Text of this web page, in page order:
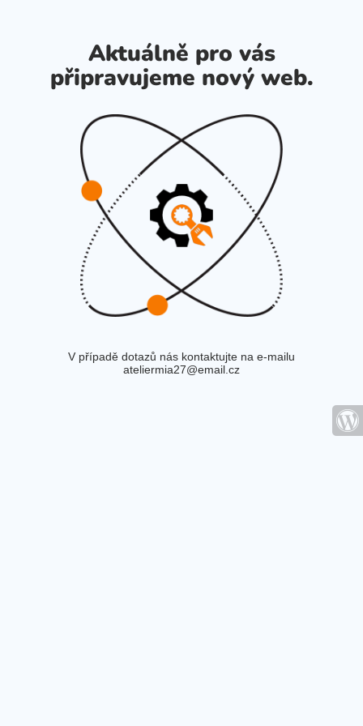
Aktuálně pro vás
připravujeme nový web.
V případě dotazů nás kontaktujte na e-mailu
ateliermia27@email.cz